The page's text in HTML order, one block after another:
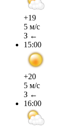
+19
5 м/с
З ←
15:00
+20
5 м/с
З ←
16:00